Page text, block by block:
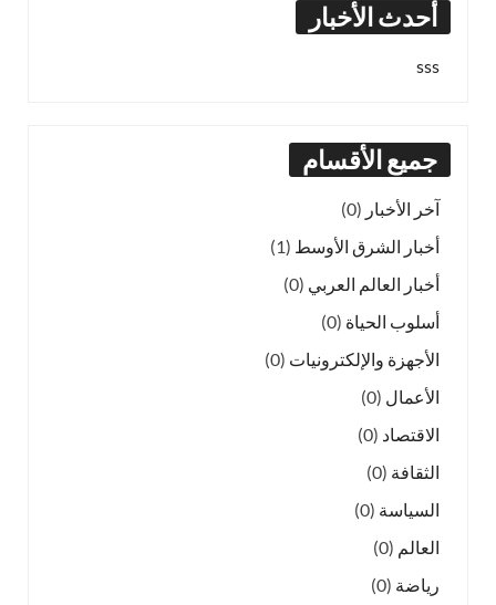
أحدث الأخبار
sss
جميع الأقسام
آخر الأخبار (0)
أخبار الشرق الأوسط (1)
أخبار العالم العربي (0)
أسلوب الحياة (0)
الأجهزة والإلكترونيات (0)
الأعمال (0)
الاقتصاد (0)
الثقافة (0)
السياسة (0)
العالم (0)
رياضة (0)